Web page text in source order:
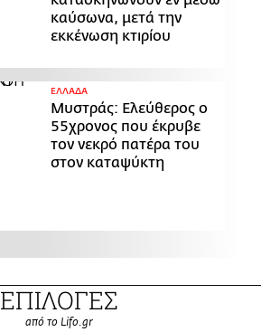
καύσωνα, μετά την
εκκένωση κτιρίου
ΕΛΛΑΔΑ
Μυστράς: Ελεύθερος ο
55χρονος που έκρυβε
τον νεκρό πατέρα του
στον καταψύκτη
ΕΠΙΛΟΓΕΣ
από το Lifo.gr